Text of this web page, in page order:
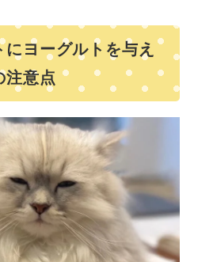
ヨーグルトを与え
注意点